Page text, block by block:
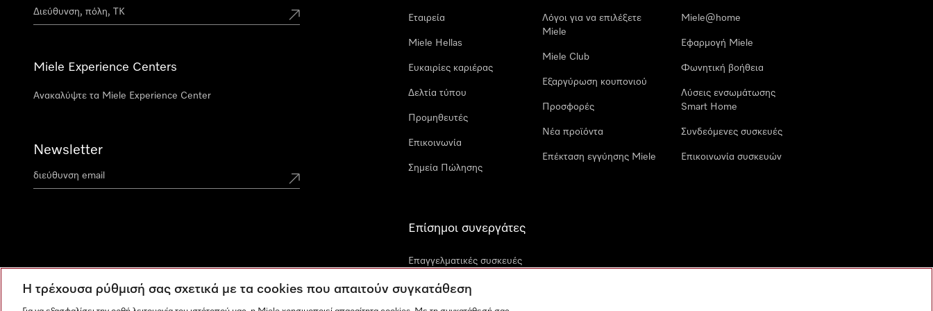
Miele Experience Centers
Ανακαλύψτε τα Miele Experience Center
Newsletter
Εταιρεία
Miele Hellas
Ευκαιρίες καριέρας
Δελτία τύπου
Προμηθευτές
Επικοινωνία
Σημεία Πώλησης
Λόγοι για να επιλέξετε
Miele
Miele Club
Εξαργύρωση κουπονιού
Προσφορές
Νέα προϊόντα
Επέκταση εγγύησης Miele
Miele@home
Εφαρμογή Miele
Φωνητική βοήθεια
Λύσεις ενσωμάτωσης
Smart Home
Συνδεόμενες συσκευές
Επικοινωνία συσκευών
Επίσημοι συνεργάτες
Επαγγελματικές συσκευές
Η τρέχουσα ρύθμισή σας σχετικά με τα cookies που απαιτούν συγκατάθεση